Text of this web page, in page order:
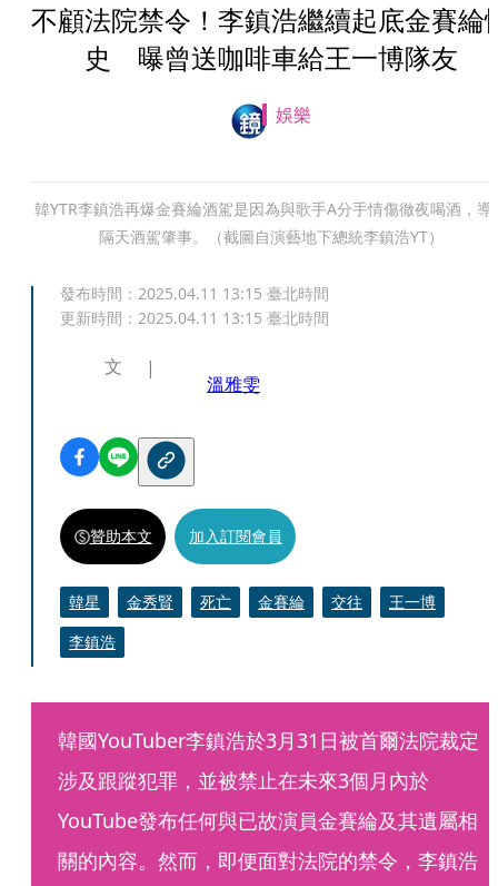
不顧法院禁令！李鎮浩繼續起底金賽綸
史 曝曾送咖啡車給王一博隊友
娛樂
韓YTR李鎮浩再爆金賽綸酒駕是因為與歌手A分手情傷徹夜喝酒，導
隔天酒駕肇事。（截圖自演藝地下總統李鎮浩YT）
發布時間： 2025.04.11 13:15 臺北時間
更新時間： 2025.04.11 13:15 臺北時間
文
溫雅雯
贊助本文 加入訂閱會員
韓星 金秀賢 死亡 金賽綸 交往
王一博
李鎮浩
韓國YouTuber李鎮浩於3月31日被首爾法院裁定
涉及跟蹤犯罪，並被禁止在未來3個月內於
YouTube發布任何與已故演員金賽綸及其遺屬相
關的內容。然而，即便面對法院的禁令，李鎮浩